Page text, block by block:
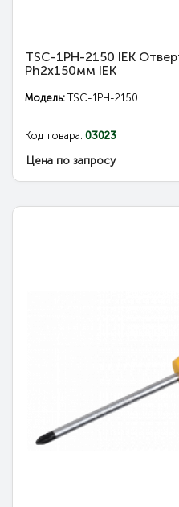
TSC-1PH-2150 IEK
Ph2х150мм IEK
Модель:TSC-1PH-2150
Код товара: 03023
Цена по запросу